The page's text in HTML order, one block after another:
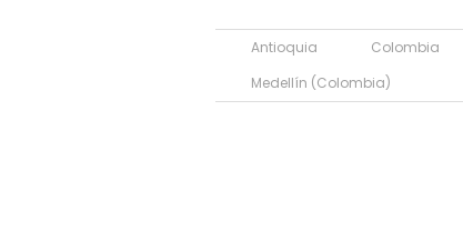
Antioquia Colombia
Medellín (Colombia)